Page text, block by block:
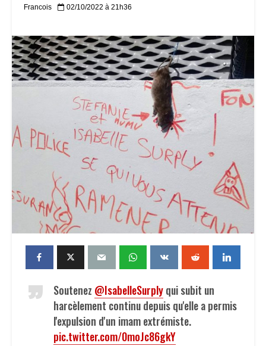
Francois 02/10/2022 à 21h36
Soutenez @IsabelleSurplyqui subit un
harcèlement continu depuis qu'elle a permis
l'expulsion d'un imam extrémiste.
pic.twitter.com/0moJc86gkY